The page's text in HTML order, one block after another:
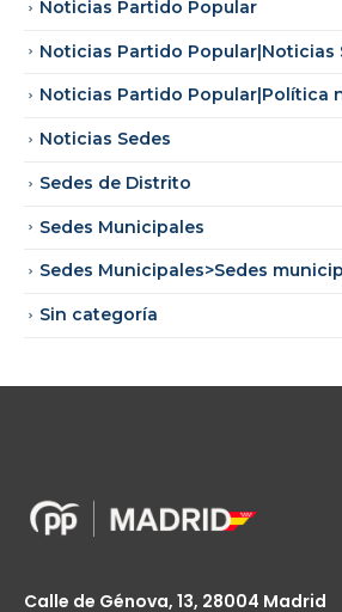
Noticias Partido Popular
Noticias Partido Popular|Noticias
Noticias Partido Popular|Política
Noticias Sedes
Sedes de Distrito
Sedes Municipales
Sedes Municipales>Sedes
Sin categoría
Calle de Génova, 13, 28004 Madrid